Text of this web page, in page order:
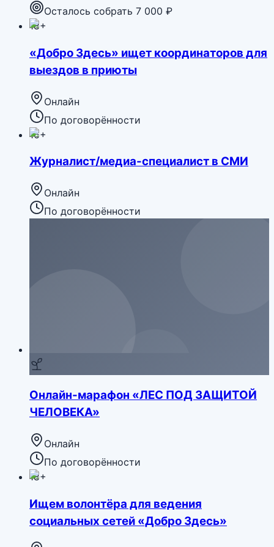
Осталось собрать 7 000 ₽
18+
«Добро Здесь» ищет координаторов для
выездов в приюты
Онлайн
По договорённости
16+
Журналист/медиа-специалист в СМИ
Онлайн
По договорённости
Онлайн-марафон «ЛЕС ПОД ЗАЩИТОЙ
ЧЕЛОВЕКА»
Онлайн
По договорённости
18+
Ищем волонтёра для ведения
социальных сетей «Добро Здесь»